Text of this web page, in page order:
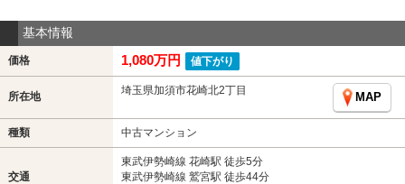
基本情報
価格 1,080万円 値下がり
所在地 埼玉県加須市花崎北2丁目
MAP
種類 中古マンション
交通
東武伊勢崎線 花崎駅 徒歩5分
東武伊勢崎線 鷲宮駅 徒歩44分